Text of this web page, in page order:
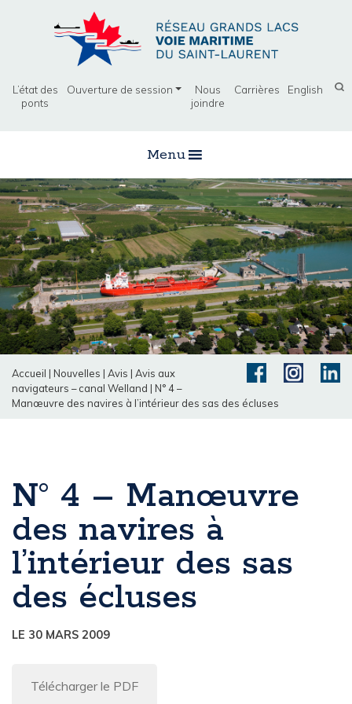
L’état des
ponts
Ouverture de session
Nous
joindre
Carrières English
Menu
Accueil | Nouvelles | Avis | Avis aux
navigateurs – canal Welland | N° 4 –
Manœuvre des navires à l’intérieur des sas des écluses
N° 4 – Manœuvre
des navires à
l’intérieur des sas
des écluses
LE 30 MARS 2009
Télécharger le PDF